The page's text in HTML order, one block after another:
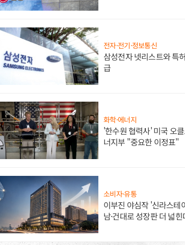
전자·전기·정보통신
삼성전자 넷리스트와 특
급
화학·에너지
'한수원 협력사' 미국 오
너지부 "중요한 이정표"
소비자·유통
이부진 야심작 '신라스테
남·건대로 성장판 더 넓힌